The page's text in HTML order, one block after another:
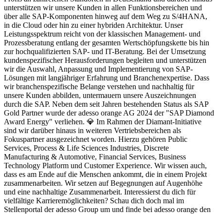
unterstützen wir unsere Kunden in allen Funktionsbereichen und
über alle SAP-Komponenten hinweg auf dem Weg zu S/4HANA,
in die Cloud oder hin zu einer hybriden Architektur. Unser
Leistungsspektrum reicht von der klassischen Management- und
Prozessberatung entlang der gesamten Wertschöpfungskette bis hin
zur hochqualifizierten SAP- und IT-Beratung. Bei der Umsetzung
kundenspezifischer Herausforderungen begleiten und unterstützen
wir die Auswahl, Anpassung und Implementierung von SAP-
Lösungen mit langjähriger Erfahrung und Branchenexpertise. Dass
wir branchenspezifische Belange verstehen und nachhaltig für
unsere Kunden abbilden, untermauern unsere Auszeichnungen
durch die SAP. Neben dem seit Jahren bestehenden Status als SAP
Gold Partner wurde der adesso orange AG 2024 der "SAP Diamond
Award Energy" verliehen. 💎 Im Rahmen der Diamant-Initiative
sind wir darüber hinaus in weiteren Vertriebsbereichen als
Fokuspartner ausgezeichnet worden. Hierzu gehören Public
Services, Process & Life Sciences Industries, Discrete
Manufacturing & Automotive, Financial Services, Business
Technology Platform und Customer Experience. Wir wissen auch,
dass es am Ende auf die Menschen ankommt, die in einem Projekt
zusammenarbeiten. Wir setzen auf Begegnungen auf Augenhöhe
und eine nachhaltige Zusammenarbeit. Interessierst du dich für
vielfältige Karrieremöglichkeiten? Schau dich doch mal im
Stellenportal der adesso Group um und finde bei adesso orange den